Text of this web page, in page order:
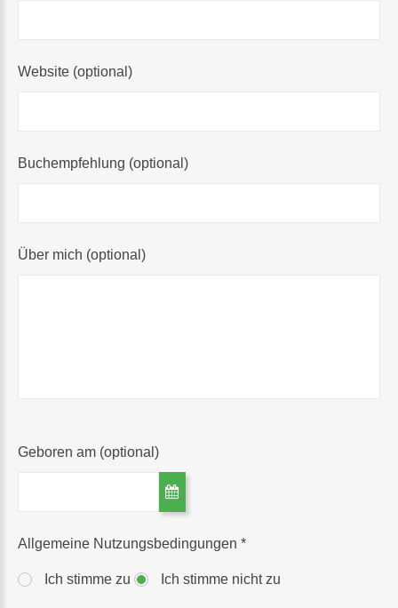
Website (optional)
Buchempfehlung (optional)
Über mich (optional)
Geboren am (optional)
Allgemeine Nutzungsbedingungen *
Ich stimme zu Ich stimme nicht zu